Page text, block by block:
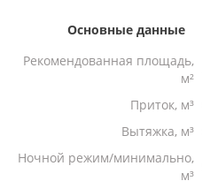
Основные данные
Рекомендованная площадь,
м²
Приток, м³
Вытяжка, м³
Ночной режим/минимально,
м³